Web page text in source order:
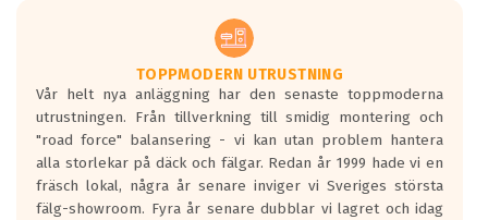
TOPPMODERN UTRUSTNING
Vår helt nya anläggning har den senaste toppmoderna
utrustningen. Från tillverkning till smidig montering och
"road force" balansering - vi kan utan problem hantera
alla storlekar på däck och fälgar. Redan år 1999 hade vi en
fräsch lokal, några år senare inviger vi Sveriges största
fälg-showroom. Fyra år senare dubblar vi lagret och idag